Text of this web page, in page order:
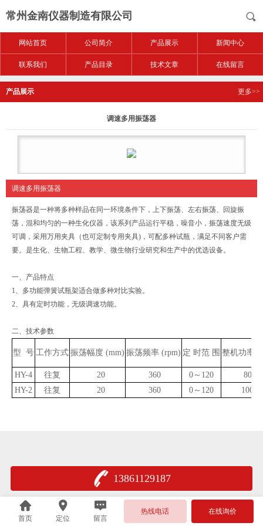
常州金南仪器制造有限公司
网站首页 公司简介 产品展示 新闻中心
联系我们 产品目录 技术文章 在线留言
产品展示 更多>>
调速多用振荡器
调速多用振荡器
振荡器是一种将多种样品在同一环境条件下，上下振荡、左右振荡、回旋振
荡，混和均匀的一种生化仪器，该系列产品运行平稳，噪音小，振荡速度无级
可调，采用万用夹具（也可定制专用夹具)，可配多种试瓶，满足不同客户需
要。是生化、生物工程、教学、微生物行业研究和生产中的优选设备。
一、产品特点
1、多功能弹簧试瓶架适合做多种对比实验。
2、具有定时功能，无级调速功能。
二、技术参数
型 号 工作方式 振荡幅度 (mm) 振荡频率 (rpm) 定 时范 围 整机功率
HY-4 往复 20 360 0～120
80
HY-2
往复 20 360 0～120 100
13861129187
首页 定位 留言
热线电话 在线询价